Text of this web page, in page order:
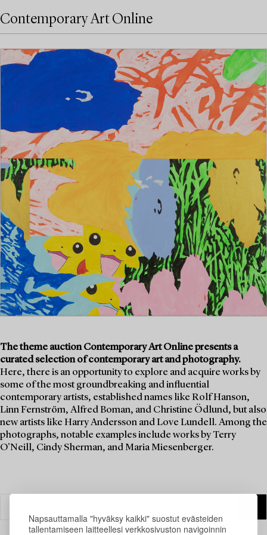
Napsauttamalla "hyväksy kaikki" suostut evästeiden
tallentamiseen laitteellesi verkkosivuston navigoinnin
Contemporary Art Online
The theme auction Contemporary Art Online presents a
curated selection of contemporary art and photography.
Here, there is an opportunity to explore and acquire works by
some of the most groundbreaking and influential
contemporary artists, established names like Rolf Hanson,
Linn Fernström, Alfred Boman, and Christine Ödlund, but also
new artists like Harry Andersson and Love Lundell. Among the
photographs, notable examples include works by Terry
O'Neill, Cindy Sherman, and Maria Miesenberger.